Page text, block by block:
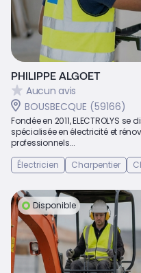
PHILIPPE ALGOET
Aucun avis
BOUSBECQUE (59166)
Fondée en 2011, ELECTROLYS
spécialisée en électricité et
professionnels...
Électricien
Charpentier
Disponible